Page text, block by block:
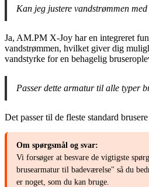
Kan jeg justere vandstrømmen
Ja, AM.PM X-Joy har en integreret
vandstrømmen, hvilket giver dig
vandstyrke for en behagelig
Passer dette armatur til alle typer
Det passer til de fleste standard
Om spørgsmål og svar:
Vi forsøger at besvare de vigtigste
brusearmatur til badeværelse" så du
er noget, som du kan bruge.